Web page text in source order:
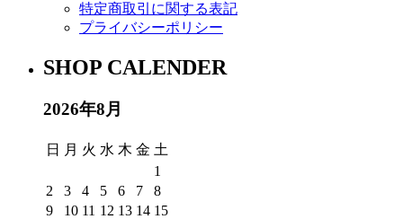
特定商取引に関する表記
プライバシーポリシー
SHOP CALENDER
2026年8月
日 月 火 水 木 金 土
1
2
3 4 5 6 7
8
9
10 11 12 13 14 15